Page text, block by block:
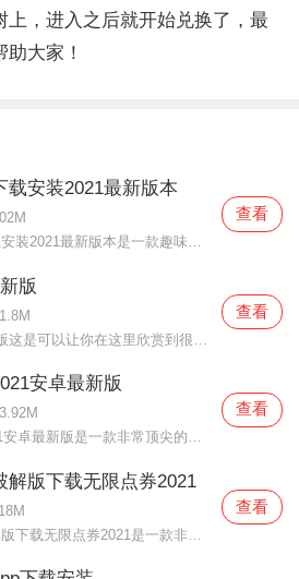
上，进入之后就开始兑换了，最
大家！
载安装2021最新版本
腾讯视频下载安装2021最新版本是一款趣味性非常强的手机视频播放软件。在这款腾讯视频下载安装2021最新版本有很多当下热播的影片资源，在这里面可以看到有很多的精彩的影片，你想要观看的电视剧、电影、综艺、动漫等等统统都汇聚在这里面，影片的内容也都是非常丰富的，用户们
查看
版
查看
安卓最新版
得物下载2021安卓最新版是一款非常顶尖的潮流购物软件。在这款得物下载2021安卓最新版中拥有非常多当下潮流的时尚单品以及各种各样的球鞋，在这里为了让用户们在购买的时候可以放心，你所购买的每一件商品都会经过专业的鉴定，这里面汇聚了数百位专业的鉴定师会对你所购买的商
查看
解版下载无限点券2021
王者荣耀破解版下载无限点券2021是一款非常火热的手机游戏。在这款王者荣耀破解版下载无限点券2021中有着非常好用的辅助工具，在这里面你可以轻轻松松就获得点券的使用，而且还是可以无限使用的哦，完全没有受限制，只要你下载了这款王者荣耀破解版下载无限点券2021之后就可以
查看